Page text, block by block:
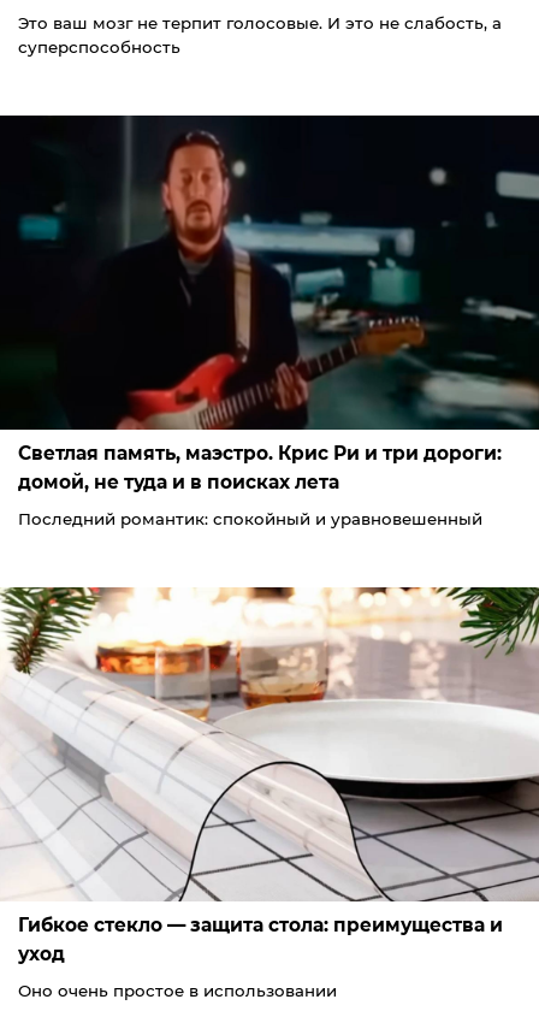
Это ваш мозг не терпит голосовые. И это не слабость, а
суперспособность
Светлая память, маэстро. Крис Ри и три дороги:
домой, не туда и в поисках лета
Последний романтик: спокойный и уравновешенный
Гибкое стекло — защита стола: преимущества и
уход
Оно очень простое в использовании